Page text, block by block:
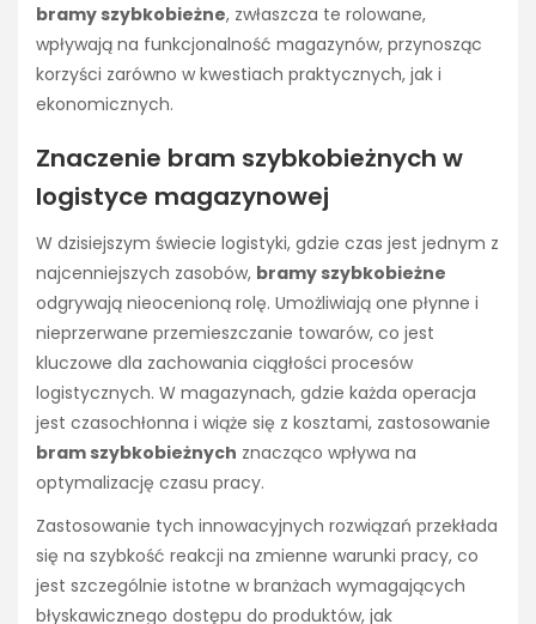
bramy szybkobieżne, zwłaszcza te rolowane,
wpływają na funkcjonalność magazynów, przynosząc
korzyści zarówno w kwestiach praktycznych, jak i
ekonomicznych.
Znaczenie bram szybkobieżnych w
logistyce magazynowej
W dzisiejszym świecie logistyki, gdzie czas jest jednym z
najcenniejszych zasobów, bramy szybkobieżne
odgrywają nieocenioną rolę. Umożliwiają one płynne i
nieprzerwane przemieszczanie towarów, co jest
kluczowe dla zachowania ciągłości procesów
logistycznych. W magazynach, gdzie każda operacja
jest czasochłonna i wiąże się z kosztami, zastosowanie
bram szybkobieżnych znacząco wpływa na
optymalizację czasu pracy.
Zastosowanie tych innowacyjnych rozwiązań przekłada
się na szybkość reakcji na zmienne warunki pracy, co
jest szczególnie istotne w branżach wymagających
błyskawicznego dostępu do produktów, jak